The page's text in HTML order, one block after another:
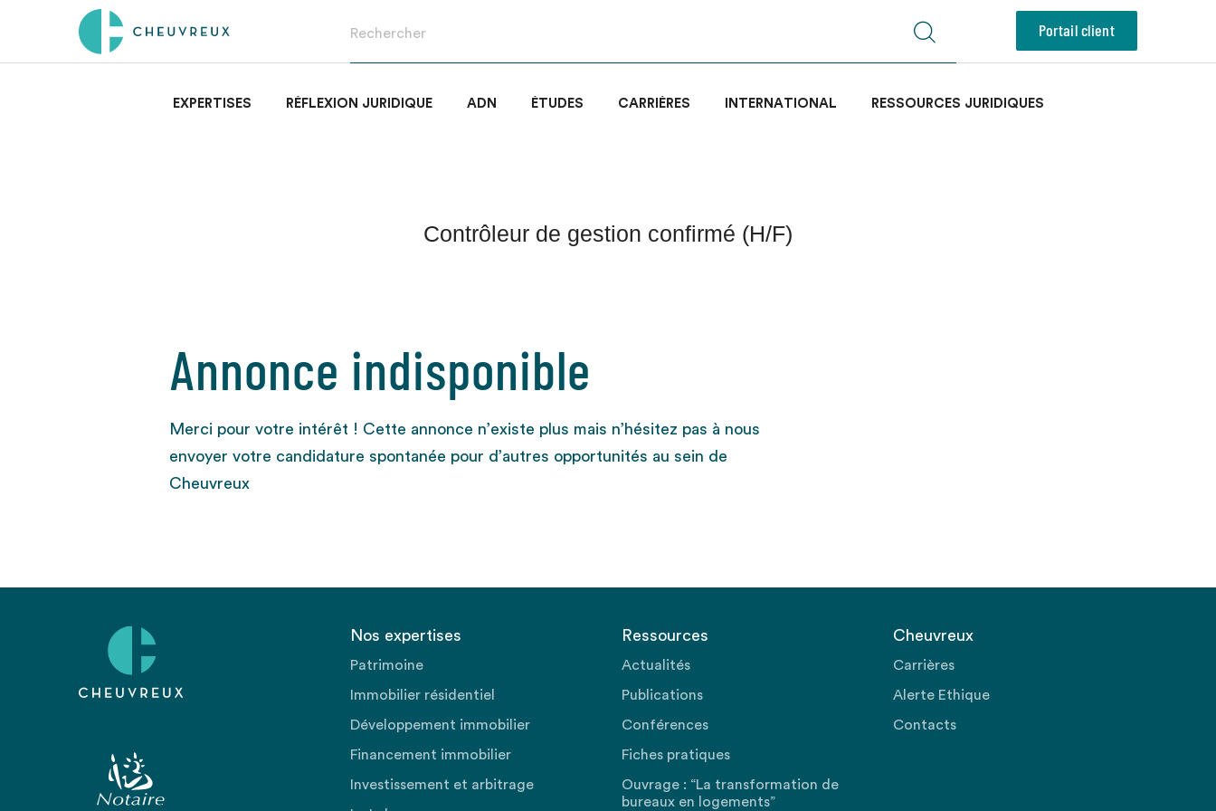
Portail client
EXPERTISES RÉFLEXION JURIDIQUE ADN ÉTUDES CARRIÈRES INTERNATIONAL RESSOURCES JURIDIQUES
Contrôleur de gestion confirmé (H/F)
Annonce indisponible
Merci pour votre intérêt ! Cette annonce n’existe plus mais n’hésitez pas à nous
envoyer votre candidature spontanée pour d’autres opportunités au sein de
Cheuvreux
Nos expertises
Patrimoine
Immobilier résidentiel
Développement immobilier
Financement immobilier
Investissement et arbitrage
Ressources
Actualités
Publications
Conférences
Fiches pratiques
Ouvrage : “La transformation de
bureaux en logements”
Cheuvreux
Carrières
Alerte Ethique
Contacts